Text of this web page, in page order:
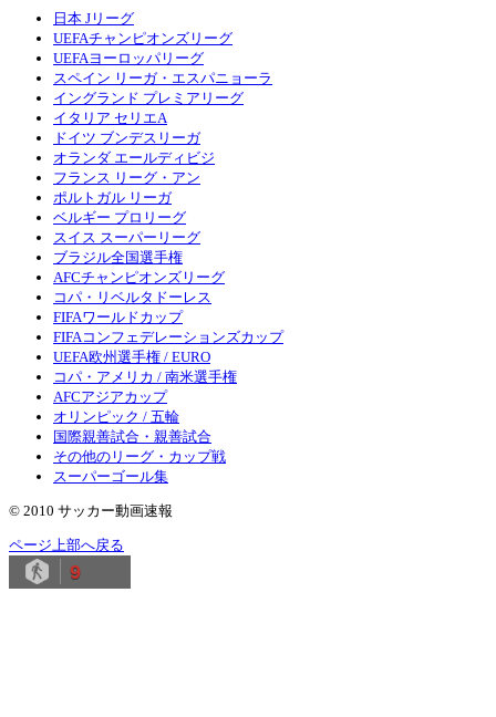
日本 Jリーグ
UEFAチャンピオンズリーグ
UEFAヨーロッパリーグ
スペイン リーガ・エスパニョーラ
イングランド プレミアリーグ
イタリア セリエA
ドイツ ブンデスリーガ
オランダ エールディビジ
フランス リーグ・アン
ポルトガル リーガ
ベルギー プロリーグ
スイス スーパーリーグ
ブラジル全国選手権
AFCチャンピオンズリーグ
コパ・リベルタドーレス
FIFAワールドカップ
FIFAコンフェデレーションズカップ
UEFA欧州選手権 / EURO
コパ・アメリカ / 南米選手権
AFCアジアカップ
オリンピック / 五輪
国際親善試合・親善試合
その他のリーグ・カップ戦
スーパーゴール集
© 2010 サッカー動画速報
ページ上部へ戻る
9